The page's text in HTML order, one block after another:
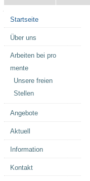
Startseite
Über uns
Arbeiten bei pro
mente
Unsere freien
Stellen
Angebote
Aktuell
Information
Kontakt